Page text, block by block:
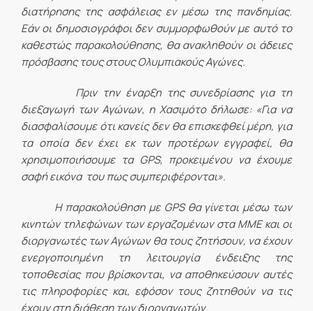
διατήρησης της ασφάλειας εν μέσω της πανδημίας.
Εάν οι δημοσιογράφοι δεν συμμορφωθούν με αυτό το
καθεστώς παρακολούθησης, θα ανακληθούν οι άδειες
πρόσβασης τους στους Ολυμπιακούς Αγώνες.
Πριν την έναρξη της συνεδρίασης για τη
διεξαγωγή των Αγώνων, η Χασιμότο δήλωσε: «Για να
διασφαλίσουμε ότι κανείς δεν θα επισκεφθεί μέρη, για
τα οποία δεν έχει εκ των προτέρων εγγραφεί, θα
χρησιμοποιήσουμε τα GPS, προκειμένου να έχουμε
σαφή εικόνα του πως συμπεριφέρονται».
Η παρακολούθηση με GPSθα γίνεται μέσω των
κινητών τηλεφώνων των εργαζομένων στα ΜΜΕ και οι
διοργανωτές των Αγώνων θα τους ζητήσουν, να έχουν
ενεργοποιημένη τη λειτουργία ένδειξης της
τοποθεσίας που βρίσκονται, να αποθηκεύσουν αυτές
τις πληροφορίες και, εφόσον τους ζητηθούν να τις
έχουν στη διάθεση των διοργανωτών.